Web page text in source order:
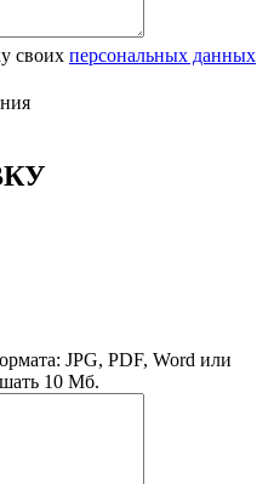
своих персональных данных
JPG, PDF, Word или
10 Мб.